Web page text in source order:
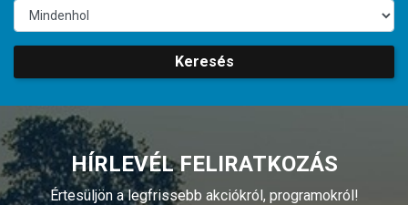
Keresés
HÍRLEVÉL FELIRATKOZÁS
Értesüljön a legfrissebb akciókról, programokról!